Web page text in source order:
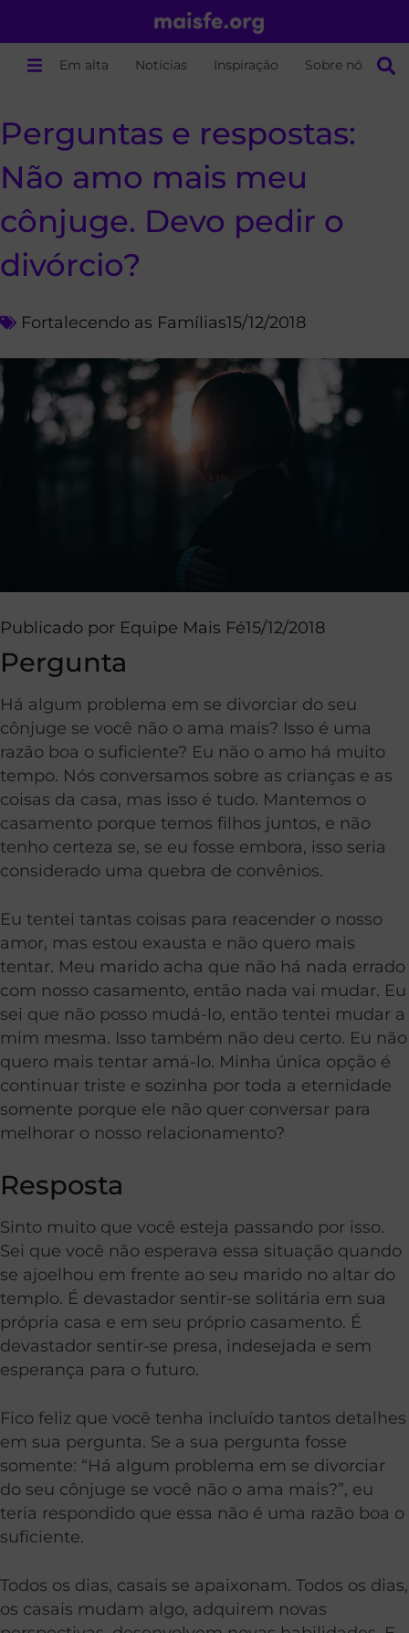
Em alta Notícias Inspiração Sobre nós
Perguntas e respostas:
Não amo mais meu
cônjuge. Devo pedir o
divórcio?
Fortalecendo as Famílias15/12/2018
Publicado por Equipe Mais Fé15/12/2018
Pergunta
Há algum problema em se divorciar do seu
cônjuge se você não o ama mais? Isso é uma
razão boa o suficiente? Eu não o amo há muito
tempo. Nós conversamos sobre as crianças e as
coisas da casa, mas isso é tudo. Mantemos o
casamento porque temos filhos juntos, e não
tenho certeza se, se eu fosse embora, isso seria
considerado uma quebra de convênios.
Eu tentei tantas coisas para reacender o nosso
amor, mas estou exausta e não quero mais
tentar. Meu marido acha que não há nada errado
com nosso casamento, então nada vai mudar. Eu
sei que não posso mudá-lo, então tentei mudar a
mim mesma. Isso também não deu certo. Eu não
quero mais tentar amá-lo. Minha única opção é
continuar triste e sozinha por toda a eternidade
somente porque ele não quer conversar para
melhorar o nosso relacionamento?
Resposta
Sinto muito que você esteja passando por isso.
Sei que você não esperava essa situação quando
se ajoelhou em frente ao seu marido no altar do
templo. É devastador sentir-se solitária em sua
própria casa e em seu próprio casamento. É
devastador sentir-se presa, indesejada e sem
esperança para o futuro.
Fico feliz que você tenha incluído tantos detalhes
em sua pergunta. Se a sua pergunta fosse
somente: “Há algum problema em se divorciar
do seu cônjuge se você não o ama mais?”, eu
teria respondido que essa não é uma razão boa o
suficiente.
Todos os dias, casais se apaixonam. Todos os dias,
os casais mudam algo, adquirem novas